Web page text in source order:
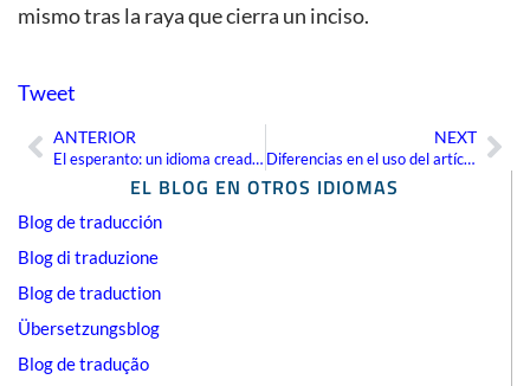
EL BLOG EN OTROS IDIOMAS
Blog de traducción
Blog di traduzione
Blog de traduction
Übersetzungsblog
Blog de tradução
mismo tras la raya que cierra un inciso.
Tweet
AntANTERIOR
El esperanto: un idioma creado por una buena causa
NEXT
Diferencias en el uso del artículo en inglés y en español